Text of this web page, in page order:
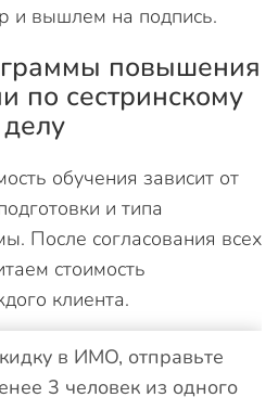
и вышлем на подпись.
повышения
по сестринскому
делу
обучения зависит от
и типа
После согласования всех
стоимость
клиента.
в ИМО, отправьте
3 человек из одного